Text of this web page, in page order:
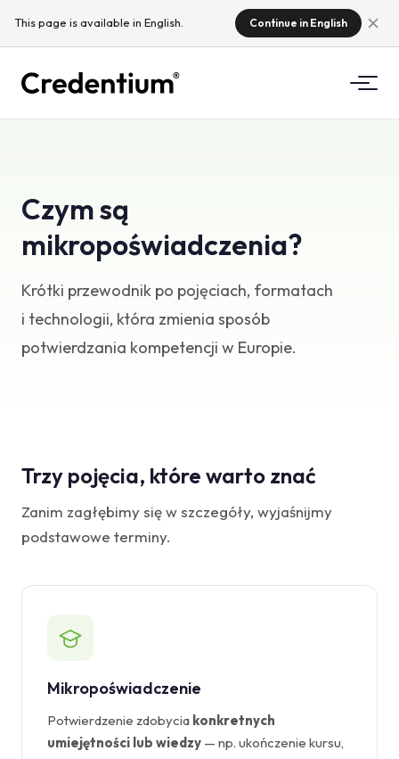
This page is available in English. Continue in English
Dlaczego Credentium
Dla firm szkoleniowych
Dla firm eventowych
Czym są mikropoświadczenia
Regulacje
Baza wiedzy
Wsparcie
Czym są
mikropoświadczenia?
Krótki przewodnik po pojęciach, formatach
i technologii, która zmienia sposób
potwierdzania kompetencji w Europie.
Trzy pojęcia, które warto znać
Zanim zagłębimy się w szczegóły, wyjaśnijmy
podstawowe terminy.
Mikropoświadczenie
Potwierdzenie zdobycia konkretnych
umiejętności lub wiedzy — np. ukończenie kursu,